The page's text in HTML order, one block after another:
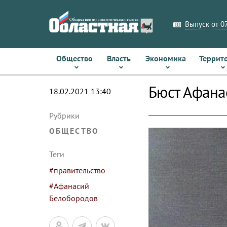
Выпуск от
Общество Власть Экономика
18.02.2021 13:40
Рубрики
ОБЩЕСТВО
Теги
#правительство
#Афанасий
Белобородов
Бюст